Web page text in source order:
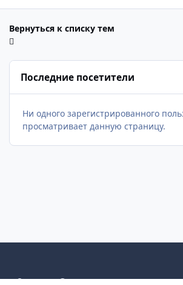
Вернуться к списку тем
Последние посетители
Ни одного зарегистрированного
просматривает данную страницу.
Светлый режим
Темный режим
Как в системе